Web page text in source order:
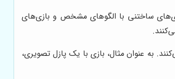
ساختنی با الگوهای مشخص و بازی‌های
به عنوان مثال، بازی با یک پازل تصویری،